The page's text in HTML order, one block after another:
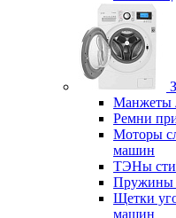
Манжеты
Ремни
Моторы
машин
ТЭНы
Пружины
Щетки
машин